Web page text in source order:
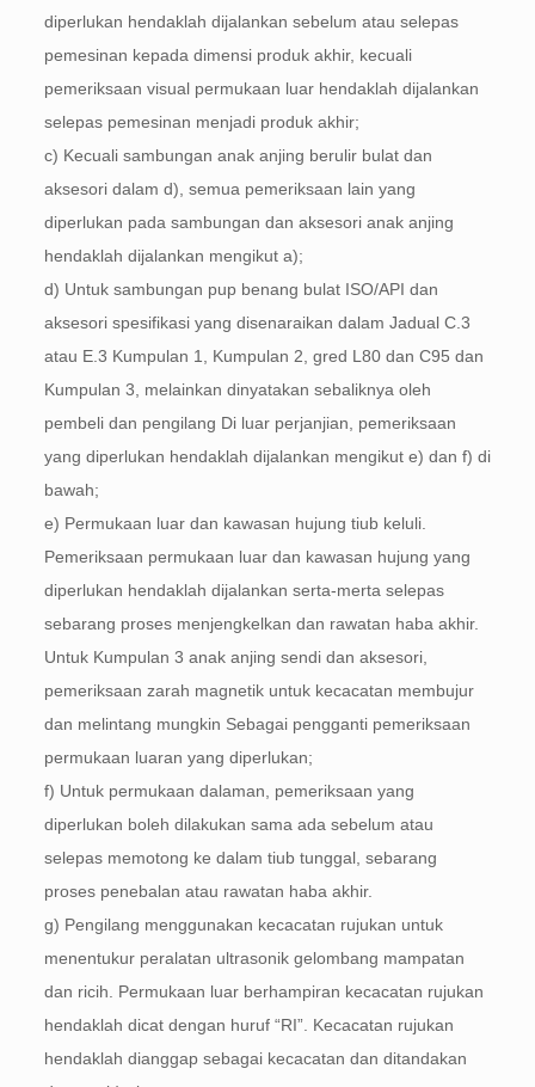
diperlukan hendaklah dijalankan sebelum atau selepas
pemesinan kepada dimensi produk akhir, kecuali
pemeriksaan visual permukaan luar hendaklah dijalankan
selepas pemesinan menjadi produk akhir;
c) Kecuali sambungan anak anjing berulir bulat dan
aksesori dalam d), semua pemeriksaan lain yang
diperlukan pada sambungan dan aksesori anak anjing
hendaklah dijalankan mengikut a);
d) Untuk sambungan pup benang bulat ISO/API dan
aksesori spesifikasi yang disenaraikan dalam Jadual C.3
atau E.3 Kumpulan 1, Kumpulan 2, gred L80 dan C95 dan
Kumpulan 3, melainkan dinyatakan sebaliknya oleh
pembeli dan pengilang Di luar perjanjian, pemeriksaan
yang diperlukan hendaklah dijalankan mengikut e) dan f) di
bawah;
e) Permukaan luar dan kawasan hujung tiub keluli.
Pemeriksaan permukaan luar dan kawasan hujung yang
diperlukan hendaklah dijalankan serta-merta selepas
sebarang proses menjengkelkan dan rawatan haba akhir.
Untuk Kumpulan 3 anak anjing sendi dan aksesori,
pemeriksaan zarah magnetik untuk kecacatan membujur
dan melintang mungkin Sebagai pengganti pemeriksaan
permukaan luaran yang diperlukan;
f) Untuk permukaan dalaman, pemeriksaan yang
diperlukan boleh dilakukan sama ada sebelum atau
selepas memotong ke dalam tiub tunggal, sebarang
proses penebalan atau rawatan haba akhir.
g) Pengilang menggunakan kecacatan rujukan untuk
menentukur peralatan ultrasonik gelombang mampatan
dan ricih. Permukaan luar berhampiran kecacatan rujukan
hendaklah dicat dengan huruf “RI”. Kecacatan rujukan
hendaklah dianggap sebagai kecacatan dan ditandakan